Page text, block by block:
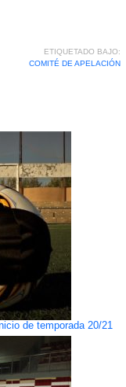
ETIQUETADO BAJO:
COMITÉ DE APELACIÓN
de temporada 20/21